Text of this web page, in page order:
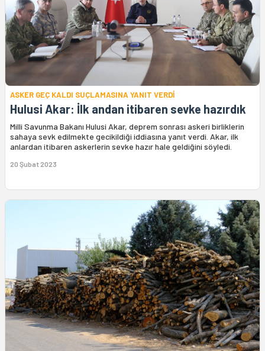
ASKER GEÇ KALDI SUÇLAMASINA YANIT VERDİ
Hulusi Akar: İlk andan itibaren sevke hazırdık
Milli Savunma Bakanı Hulusi Akar, deprem sonrası askeri birliklerin
sahaya sevk edilmekte gecikildiği iddiasına yanıt verdi. Akar, ilk
anlardan itibaren askerlerin sevke hazır hale geldiğini söyledi.
20 Şubat 2023